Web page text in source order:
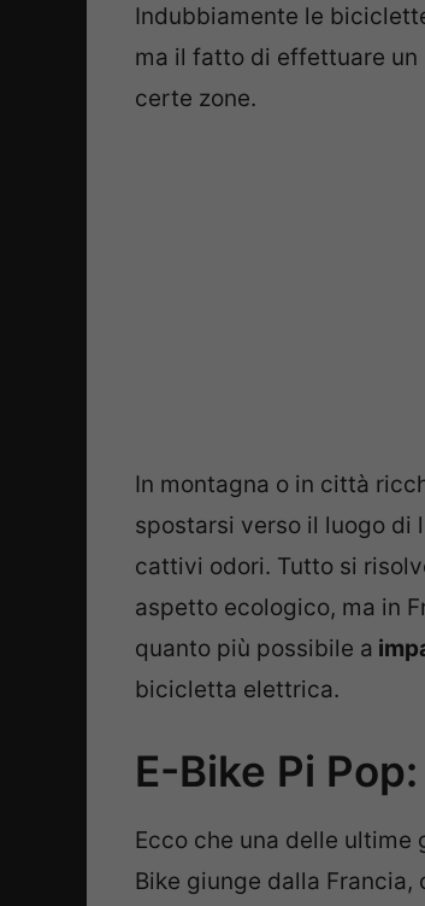
Indubbiamente le
ma il fatto di effettuare
certe zone.
In montagna o in città
spostarsi verso il luogo di
cattivi odori. Tutto si
aspetto ecologico, ma in
quanto più possibile a
bicicletta elettrica.
E-Bike Pi
Ecco che una delle ultime
Bike giunge dalla